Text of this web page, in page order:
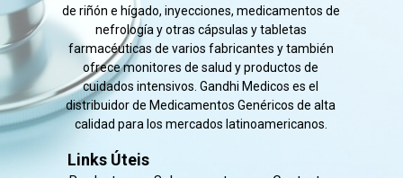
de riñón e hígado, inyecciones, medicamentos de
nefrología y otras cápsulas y tabletas
farmacéuticas de varios fabricantes y también
ofrece monitores de salud y productos de
cuidados intensivos. Gandhi Medicos es el
distribuidor de Medicamentos Genéricos de alta
calidad para los mercados latinoamericanos.
Links Úteis